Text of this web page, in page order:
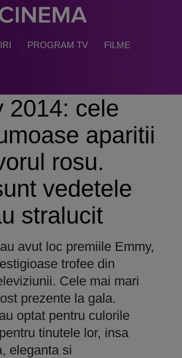
PROGRAM TV FILME
2014: cele
aparitii
rosu.
vedetele
stralucit
avut loc premiile Emmy,
trofee din
Cele mai mari
prezente la gala.
optat pentru culorile
tinutele lor, insa
eleganta si